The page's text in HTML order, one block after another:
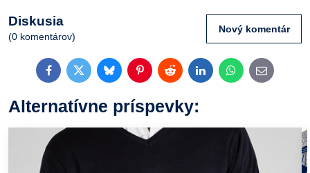
Diskusia
(0 komentárov)
Nový komentár
FacebookTwitterBlueskyPinterestRedditLinkedInWhatsApp
E-
mail
Alternatívne príspevky: